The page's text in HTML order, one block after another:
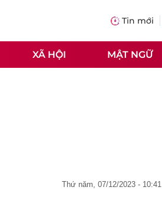
Tin mới
XÃ HỘI MẬT NGỮ
thứ năm, 07/12/2023 - 10:41